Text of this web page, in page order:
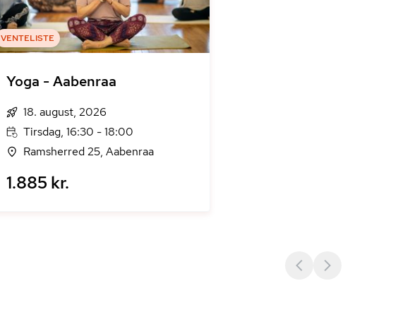
VENTELISTE
Yoga - Aabenraa
18. august, 2026
Tirsdag, 16:30 - 18:00
Ramsherred 25, Aabenraa
1.885 kr.